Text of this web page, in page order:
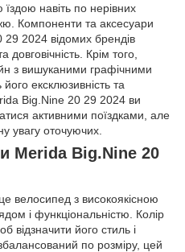
навіть по нерівних
Компоненти та аксесуари
2024 відомих брендів
довговічність. Крім того,
з вишуканими графічними
ексклюзивність та
Big.Nine 20 29 2024 ви
активними поїздками, але
увагу оточуючих.
Merida Big.Nine 20
велосипед з високоякісною
і функціональністю. Колір
його стиль і
по розміру, цей